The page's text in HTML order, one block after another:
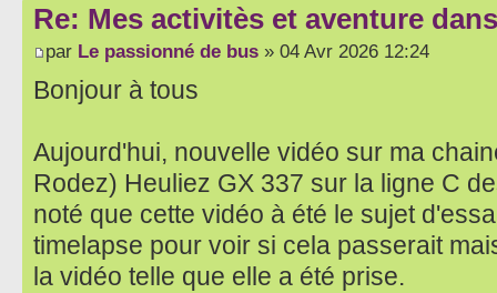
Re: Mes activitès et aventure
par Le passionné de bus » 04 Avr 2026 12:24
Bonjour à tous
Aujourd'hui, nouvelle vidéo sur ma
Rodez) Heuliez GX 337 sur la ligne C
noté que cette vidéo à été le sujet
timelapse pour voir si cela passerait
la vidéo telle que elle a été prise.